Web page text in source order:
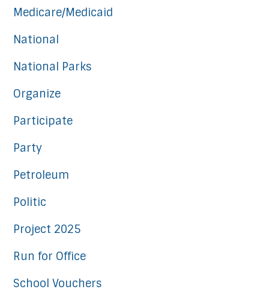
Medicare/Medicaid
National
National Parks
Organize
Participate
Party
Petroleum
Politic
Project 2025
Run for Office
School Vouchers